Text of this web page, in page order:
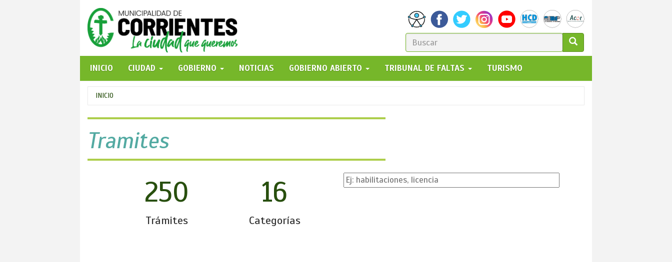
FORMULARIO
DE
BÚSQUEDA
GO!
INICIO
CIUDAD GOBIERNO NOTICIAS GOBIERNO ABIERTO TRIBUNAL DE FALTAS TURISMO
Se
encuentra
usted
aquí
INICIO
Tramites
250
Trámites
16
Categorías